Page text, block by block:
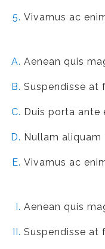
Vivamus ac
Aenean quis
Suspendisse at
Duis porta ante
Nullam
Vivamus ac
Aenean quis
Suspendisse at